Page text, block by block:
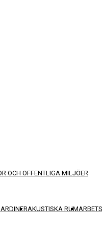
OCH OFFENTLIGA MILJÖER
AKUSTISKA RUM